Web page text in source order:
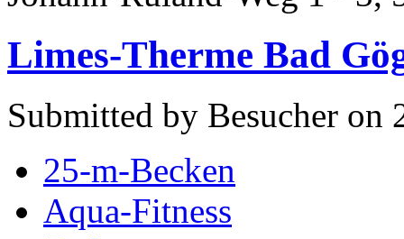
Limes-Therme Bad
Submitted by Besucher on
25-m-Becken
Aqua-Fitness